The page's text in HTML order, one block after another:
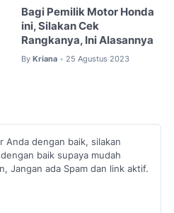
Bagi Pemilik Motor Honda
ini, Silakan Cek
Rangkanya, Ini Alasannya
By Kriana • 25 Agustus 2023
Anda dengan baik, silakan
baik supaya mudah
Jangan ada Spam dan link aktif.